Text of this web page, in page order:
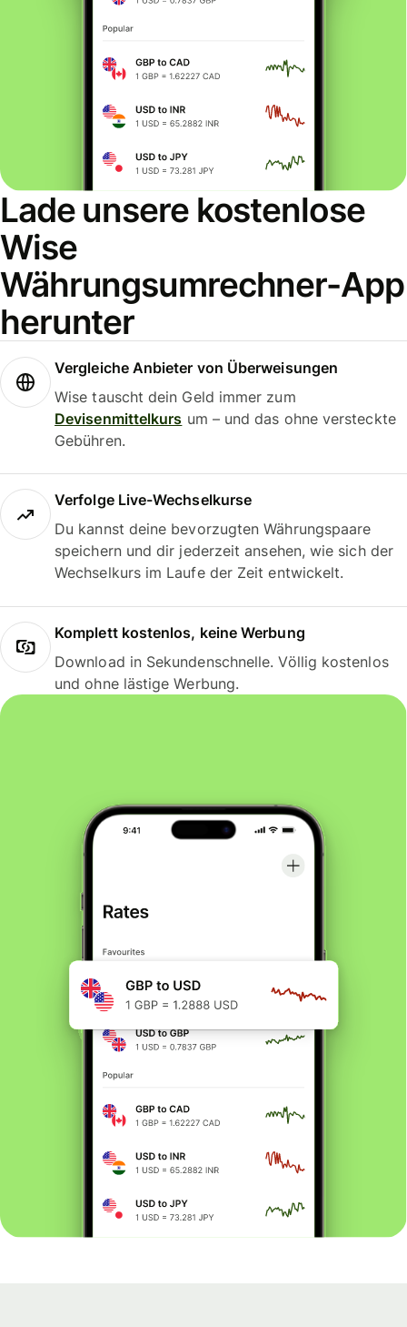
Lade unsere kostenlose
Wise
Währungsumrechner-App
herunter
Vergleiche Anbieter von Überweisungen
Wise tauscht dein Geld immer zum
Devisenmittelkurs um – und das ohne versteckte
Gebühren.
Verfolge Live-Wechselkurse
Du kannst deine bevorzugten Währungspaare
speichern und dir jederzeit ansehen, wie sich der
Wechselkurs im Laufe der Zeit entwickelt.
Komplett kostenlos, keine Werbung
Download in Sekundenschnelle. Völlig kostenlos
und ohne lästige Werbung.